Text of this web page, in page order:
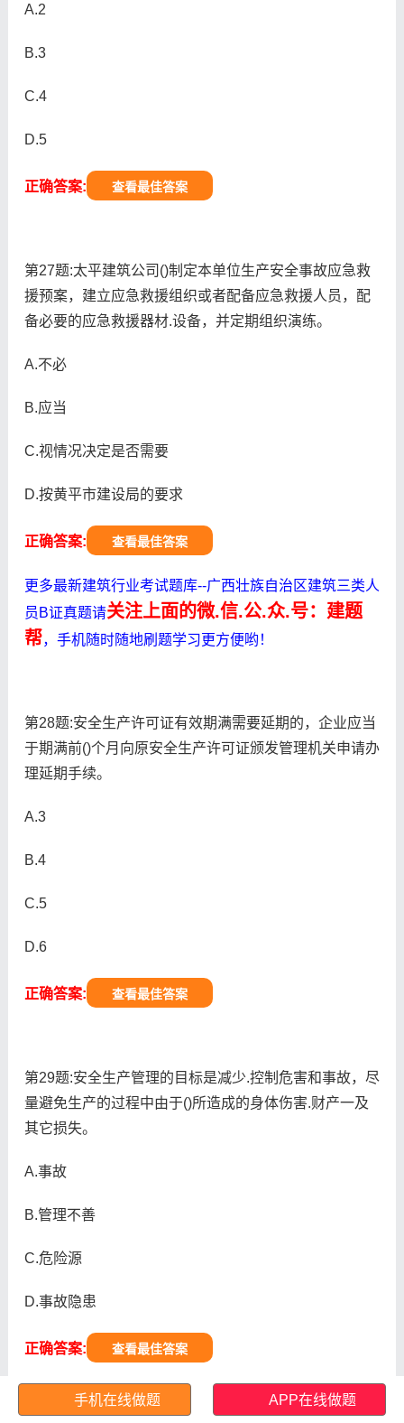
A.2
B.3
C.4
D.5
正确答案: 查看最佳答案
第27题:太平建筑公司()制定本单位生产安全事故应急救
援预案，建立应急救援组织或者配备应急救援人员，配
备必要的应急救援器材.设备，并定期组织演练。
A.不必
B.应当
C.视情况决定是否需要
D.按黄平市建设局的要求
正确答案: 查看最佳答案
更多最新建筑行业考试题库--广西壮族自治区建筑三类人
员B证真题请关注上面的微.信.公.众.号：建题
帮，手机随时随地刷题学习更方便哟！
第28题:安全生产许可证有效期满需要延期的，企业应当
于期满前()个月向原安全生产许可证颁发管理机关申请办
理延期手续。
A.3
B.4
C.5
D.6
正确答案: 查看最佳答案
第29题:安全生产管理的目标是减少.控制危害和事故，尽
量避免生产的过程中由于()所造成的身体伤害.财产一及
其它损失。
A.事故
B.管理不善
C.危险源
D.事故隐患
正确答案: 查看最佳答案
手机在线做题 APP在线做题